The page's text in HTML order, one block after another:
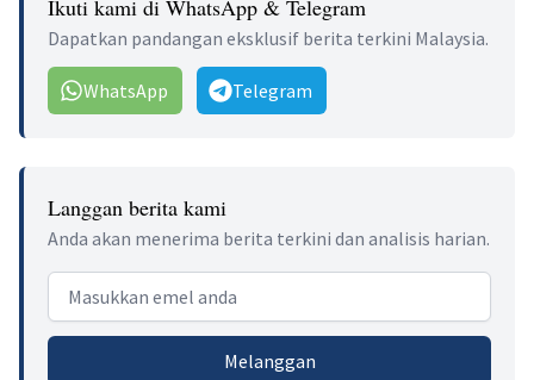
Ikuti kami di WhatsApp & Telegram
Dapatkan pandangan eksklusif berita terkini Malaysia.
WhatsApp Telegram
Langgan berita kami
Anda akan menerima berita terkini dan analisis harian.
Email address
Melanggan